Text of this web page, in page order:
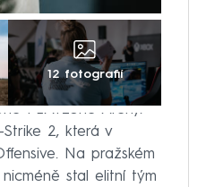
12 fotografií
PLAYzone Areny.
2, která v
Na pražském
stal elitní tým